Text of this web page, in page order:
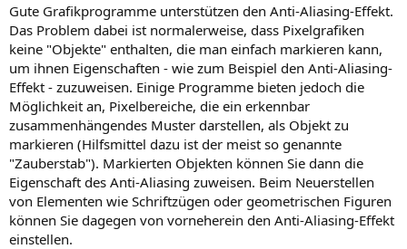
Gute Grafikprogramme unterstützen den Anti-Aliasing-Effekt.
Das Problem dabei ist normalerweise, dass Pixelgrafiken
keine "Objekte" enthalten, die man einfach markieren kann,
um ihnen Eigenschaften - wie zum Beispiel den Anti-Aliasing-
Effekt - zuzuweisen. Einige Programme bieten jedoch die
Möglichkeit an, Pixelbereiche, die ein erkennbar
zusammenhängendes Muster darstellen, als Objekt zu
markieren (Hilfsmittel dazu ist der meist so genannte
"Zauberstab"). Markierten Objekten können Sie dann die
Eigenschaft des Anti-Aliasing zuweisen. Beim Neuerstellen
von Elementen wie Schriftzügen oder geometrischen Figuren
können Sie dagegen von vorneherein den Anti-Aliasing-Effekt
einstellen.